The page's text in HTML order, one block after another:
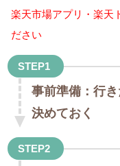
楽天市場アプリ・楽天
ださい
STEP1
事前準備：行
決めておく
STEP2